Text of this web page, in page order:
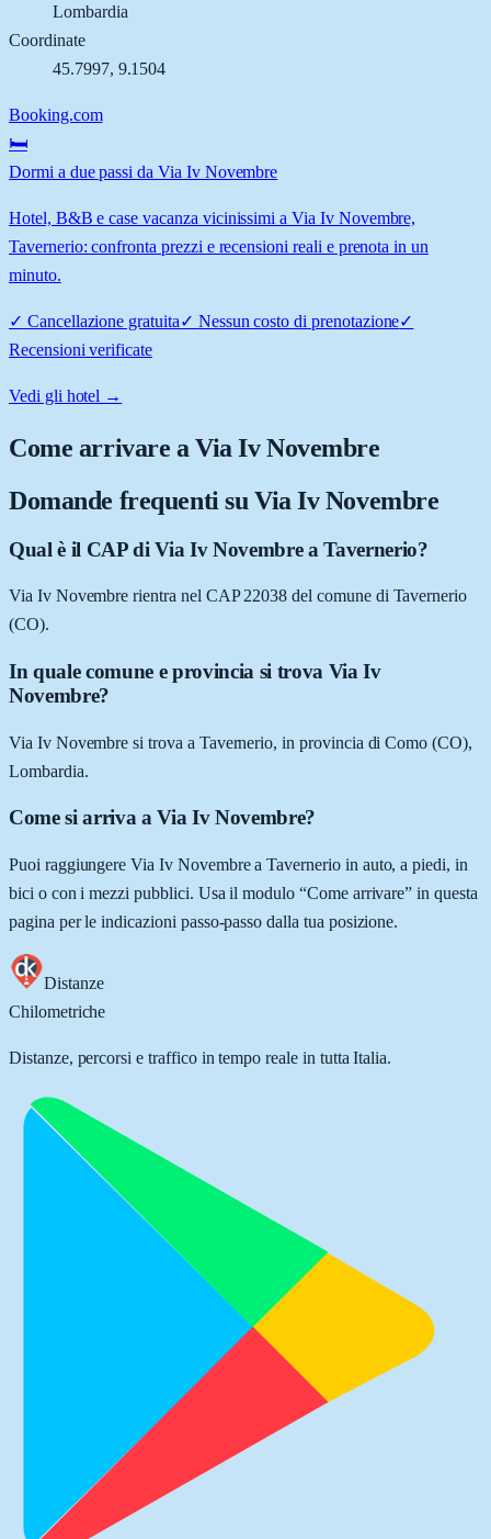
Lombardia
Coordinate
45.7997, 9.1504
Booking.com
🛏️
Dormi a due passi da Via Iv Novembre
Hotel, B&B e case vacanza vicinissimi a Via Iv Novembre,
Tavernerio: confronta prezzi e recensioni reali e prenota in un
minuto.
✓ Cancellazione gratuita✓ Nessun costo di prenotazione✓
Recensioni verificate
Vedi gli hotel →
Come arrivare aVia Iv Novembre
Domande frequenti su Via Iv Novembre
Qual è il CAP di Via Iv Novembre a Tavernerio?
Via Iv Novembre rientra nel CAP 22038 del comune di Tavernerio
(CO).
In quale comune e provincia si trova Via Iv
Novembre?
Via Iv Novembre si trova a Tavernerio, in provincia di Como (CO),
Lombardia.
Come si arriva a Via Iv Novembre?
Puoi raggiungere Via Iv Novembre a Tavernerio in auto, a piedi, in
bici o con i mezzi pubblici. Usa il modulo “Come arrivare” in questa
pagina per le indicazioni passo-passo dalla tua posizione.
Distanze
Chilometriche
Distanze, percorsi e traffico in tempo reale in tutta Italia.